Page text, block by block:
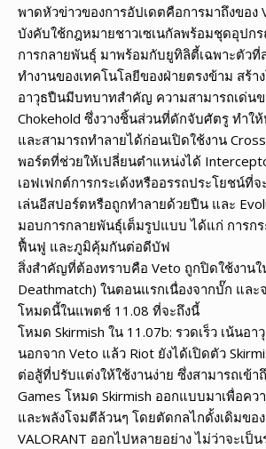
พาดหัวข่าวของการอัปเดตคือการมาถึงของ
บังคับใช้กฎหมายชาวเซเนกัลพร้อมชุดอุปก
การกลายพันธุ์ มาพร้อมกับยูทิลิตี้เฉพาะตัวที่
ทำงานของเทคโนโลยีของฝ่ายตรงข้าม สร้า
อาวุธปืนมีบทบาทสำคัญ ความสามารถเด่นข
Chokehold ซึ่งวางชิ้นส่วนที่ดักจับศัตรู ทำใ
และสามารถทำลายได้ก่อนเปิดใช้งาน
พอร์ตที่ช่วยให้เปลี่ยนตำแหน่งได้
เอฟเฟกต์การกระเด้งหรืออรรถประโยชน์ที่จ
เล่นอีสปอร์ตหรือถูกทำลายด้วยปืน และ
มอบการกลายพันธุ์เต็มรูปแบบ ได้แก่ การก
ฟื้นฟู และภูมิคุ้มกันต่อดีบัฟ
สิ่งสำคัญที่ต้องทราบคือ Veto ถูกปิดใช้งานใ
Deathmatch) ในตอนแรกเนื่องจากบั๊ก และ
โหมดนี้ในแพตช์ 11.08 ที่จะถึงนี้
โหมด Skirmish ใน 11.07b: รวดเร็ว เน้นอา
นอกจาก Veto แล้ว Riot ยังได้เปิดตัว
ต่อสู้ที่ปรับแต่งให้ใช้งานง่าย ซึ่งสามารถเข้า
Games โหมด Skirmish ออกแบบมาเพื่อคว
และพลังโจมตีล้วนๆ โดยตัดกลไกดั้งเดิมขอ
VALORANT ออกไปหลายอย่าง ไม่ว่าจะเป็